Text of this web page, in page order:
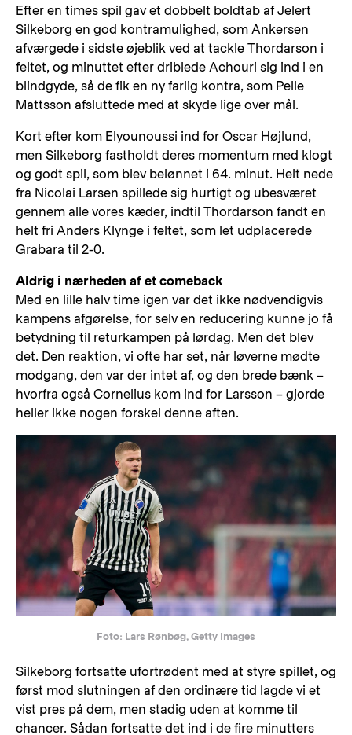
Efter en times spil gav et dobbelt boldtab af Jelert
Silkeborg en god kontramulighed, som Ankersen
afværgede i sidste øjeblik ved at tackle Thordarson i
feltet, og minuttet efter driblede Achouri sig ind i en
blindgyde, så de fik en ny farlig kontra, som Pelle
Mattsson afsluttede med at skyde lige over mål.
Kort efter kom Elyounoussi ind for Oscar Højlund,
men Silkeborg fastholdt deres momentum med klogt
og godt spil, som blev belønnet i 64. minut. Helt nede
fra Nicolai Larsen spillede sig hurtigt og ubesværet
gennem alle vores kæder, indtil Thordarson fandt en
helt fri Anders Klynge i feltet, som let udplacerede
Grabara til 2-0.
Aldrig i nærheden af et comeback
Med en lille halv time igen var det ikke nødvendigvis
kampens afgørelse, for selv en reducering kunne jo få
betydning til returkampen på lørdag. Men det blev
det. Den reaktion, vi ofte har set, når løverne mødte
modgang, den var der intet af, og den brede bænk –
hvorfra også Cornelius kom ind for Larsson – gjorde
heller ikke nogen forskel denne aften.
Foto: Lars Rønbøg, Getty Images
Silkeborg fortsatte ufortrødent med at styre spillet, og
først mod slutningen af den ordinære tid lagde vi et
vist pres på dem, men stadig uden at komme til
chancer. Sådan fortsatte det ind i de fire minutters